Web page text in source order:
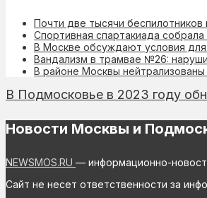
Почти две тысячи
Спортивная спартакиада
В Москве обсуждают условия для
Вандализм в трамвае №26:
В районе Москвы
В Подмосковье в 2023 году
Новости Москвы и
NEWSMOS.RU — информационно-
Сайт не несет ответственности за